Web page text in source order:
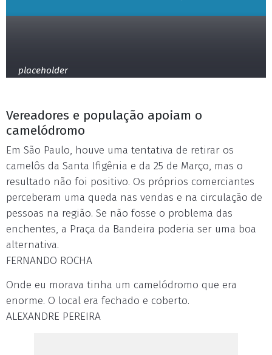
placeholder
Vereadores e população apoiam o
camelódromo
Em São Paulo, houve uma tentativa de retirar os
camelôs da Santa Ifigênia e da 25 de Março, mas o
resultado não foi positivo. Os próprios comerciantes
perceberam uma queda nas vendas e na circulação de
pessoas na região. Se não fosse o problema das
enchentes, a Praça da Bandeira poderia ser uma boa
alternativa.
FERNANDO ROCHA
Onde eu morava tinha um camelódromo que era
enorme. O local era fechado e coberto.
ALEXANDRE PEREIRA